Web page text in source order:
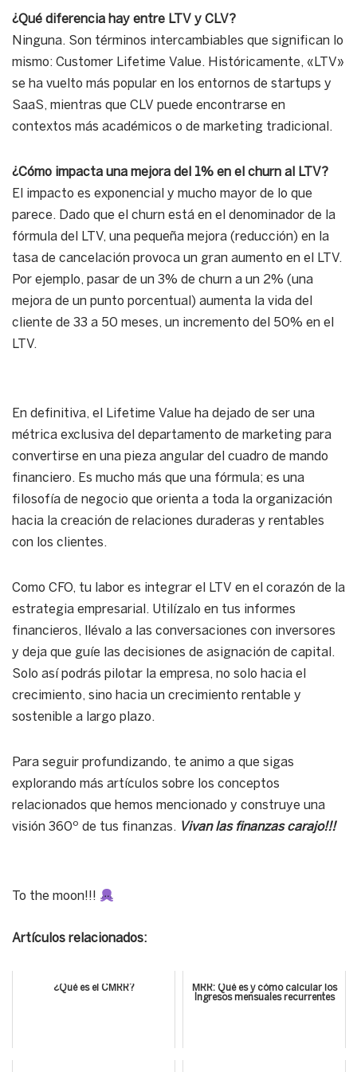
¿Qué diferencia hay entre LTV y CLV?
Ninguna. Son términos intercambiables que significan lo
mismo: Customer Lifetime Value. Históricamente, «LTV»
se ha vuelto más popular en los entornos de startups y
SaaS, mientras que CLV puede encontrarse en
contextos más académicos o de marketing tradicional.
¿Cómo impacta una mejora del 1% en el churn al LTV?
El impacto es exponencial y mucho mayor de lo que
parece. Dado que el churn está en el denominador de la
fórmula del LTV, una pequeña mejora (reducción) en la
tasa de cancelación provoca un gran aumento en el LTV.
Por ejemplo, pasar de un 3% de churn a un 2% (una
mejora de un punto porcentual) aumenta la vida del
cliente de 33 a 50 meses, un incremento del 50% en el
LTV.
En definitiva, el Lifetime Value ha dejado de ser una
métrica exclusiva del departamento de marketing para
convertirse en una pieza angular del cuadro de mando
financiero. Es mucho más que una fórmula; es una
filosofía de negocio que orienta a toda la organización
hacia la creación de relaciones duraderas y rentables
con los clientes.
Como CFO, tu labor es integrar el LTV en el corazón de la
estrategia empresarial. Utilízalo en tus informes
financieros, llévalo a las conversaciones con inversores
y deja que guíe las decisiones de asignación de capital.
Solo así podrás pilotar la empresa, no solo hacia el
crecimiento, sino hacia un crecimiento rentable y
sostenible a largo plazo.
Para seguir profundizando, te animo a que sigas
explorando más artículos sobre los conceptos
relacionados que hemos mencionado y construye una
visión 360º de tus finanzas. Vivan las finanzas carajo!!!
To the moon!!!
Artículos relacionados:
¿Qué es el CMRR?
MRR: Qué es y cómo calcular los
Ingresos mensuales recurrentes